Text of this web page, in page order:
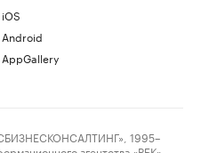
iOS
Android
AppGallery
1995–